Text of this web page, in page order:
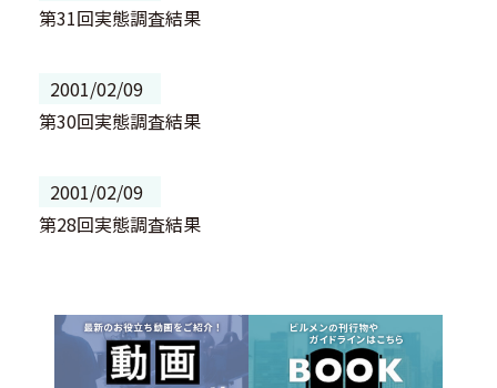
第31回実態調査結果
2001/02/09
第30回実態調査結果
2001/02/09
第28回実態調査結果